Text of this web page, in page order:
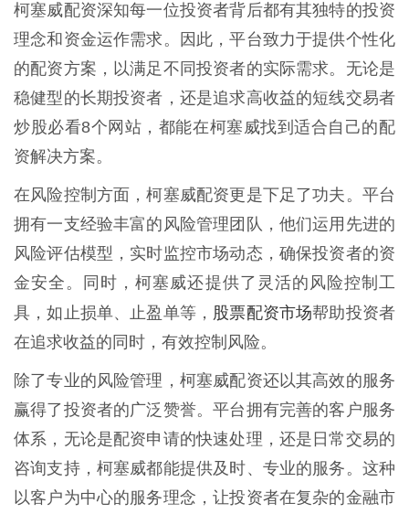
柯塞威配资深知每一位投资者背后都有其独特的投资
理念和资金运作需求。因此，平台致力于提供个性化
的配资方案，以满足不同投资者的实际需求。无论是
稳健型的长期投资者，还是追求高收益的短线交易者
炒股必看8个网站，都能在柯塞威找到适合自己的配
资解决方案。
在风险控制方面，柯塞威配资更是下足了功夫。平台
拥有一支经验丰富的风险管理团队，他们运用先进的
风险评估模型，实时监控市场动态，确保投资者的资
金安全。同时，柯塞威还提供了灵活的风险控制工
具，如止损单、止盈单等， 股票配资市场帮助投资者
在追求收益的同时，有效控制风险。
除了专业的风险管理，柯塞威配资还以其高效的服务
赢得了投资者的广泛赞誉。平台拥有完善的客户服务
体系，无论是配资申请的快速处理，还是日常交易的
咨询支持，柯塞威都能提供及时、专业的服务。这种
以客户为中心的服务理念，让投资者在复杂的金融市